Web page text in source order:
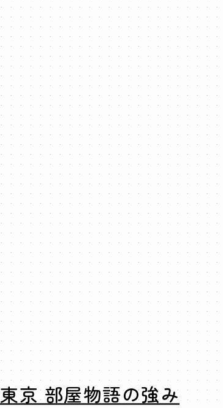
東京 部屋物語の強み